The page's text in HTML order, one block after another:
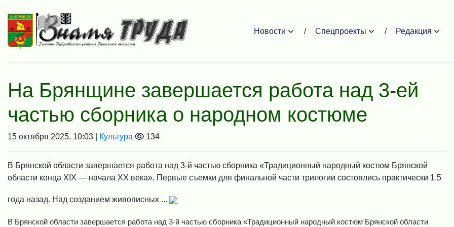
Новости Спецпроекты Редакция
На Брянщине завершается работа над 3-ей
частью сборника о народном костюме
15 октября 2025, 10:03 | Культура 134
В Брянской области завершается работа над 3-й частью сборника «Традиционный народный костюм Брянской
области конца XIX — начала XX века». Первые съемки для финальной части трилогии состоялись практически 1,5
года назад. Над созданием живописных ...
В Брянской области завершается работа над 3-й частью сборника «Традиционный народный костюм Брянской области